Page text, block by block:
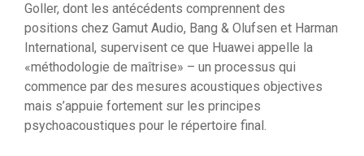
Goller, dont les antécédents comprennent des
positions chez Gamut Audio, Bang & Olufsen et Harman
International, supervisent ce que Huawei appelle la
«méthodologie de maîtrise» – un processus qui
commence par des mesures acoustiques objectives
mais s’appuie fortement sur les principes
psychoacoustiques pour le répertoire final.